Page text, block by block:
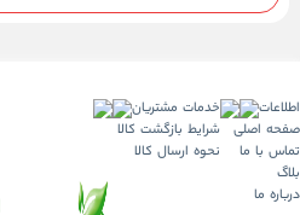
اطلاعات
صفحه اصلی
تماس با ما
بلاگ
درباره ما
خدمات مشتریان
شرایط بازگشت کالا
نحوه ارسال کالا